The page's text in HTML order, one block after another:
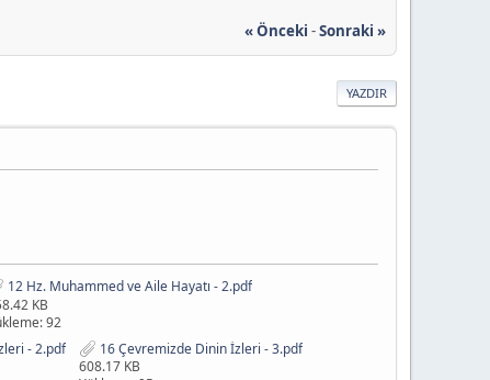
« Önceki -Sonraki »
YAZDIR
12 Hz. Muhammed ve Aile Hayatı - 2.pdf
KB
92
- 2.pdf
16 Çevremizde Dinin İzleri - 3.pdf
608.17 KB